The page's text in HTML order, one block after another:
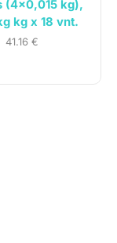
(4×0,015 kg),
kg x 18 vnt.
41.16 €